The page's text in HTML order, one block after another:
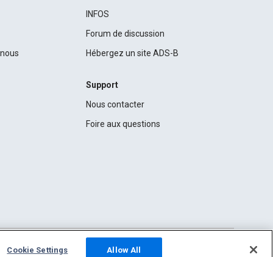
INFOS
Forum de discussion
Hébergez un site ADS-B
Support
Nous contacter
Foire aux questions
Cookie Settings Allow All